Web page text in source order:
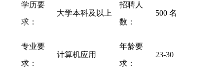
学历要
求：
大学本科及以上
招聘人
数：
500 名
专业要
求：
计算机应用
年龄要
求：
23-30